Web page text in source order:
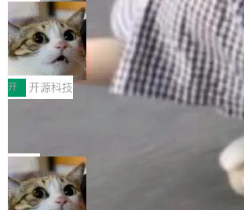
合。方案缺了、配置冲突了、全 null 了。要知
哪些组合有效，作者说，你得靠"文档、校验、
者部落知识"。 换个写法。Rust 的 enum，两
变体：Switchable...
re OS，一个带连接器的聊天机器人，跟其他所
有科技公司做的一样。只不过，实际上它不一
样。这是 Sandstorm.io 的重制版，我十年前的
那个创业公司。不同的是，这次它构建在
lare Workers 上——我花了九年时间搭建的平台
——并且深度集成了 AI。这基本上是我十年秘
目 Celld，一个能在自己机器上运行 Cloudflare
Workers 和 Durable Objects 的守护进程。 设
计思路很直接：每个对象是一个独立的 SQLite
数据库，按名称寻址，复制到你自己的 S3 兼
存储库里。节点之间只通过这个存储库协调——
没有控制平面，没有共识协议。每个对象自带
个小型数据库，应用天然按分片构建，单个数
库的竞争和爆炸半径问题在设计层面就被消除
了。 闲置的 cell 会休眠到几乎不占资源。当
l 迁移或唤醒时，新宿主从 S3 恢复 SQLite 数
库继续执行。存储库是持久化的唯一真相...
局
鲁大师7月新机性能/流畅/AI榜：vivo夺
性能、流畅双第一，三星Galaxy Z系列
新折叠缺席
2026年7月的手机市场，由于存储等硬件成本
增，手机厂商的日子也不好过啊，新机速度明显
放缓，因此硝烟味淡了许多。新机参数规格除开
高价的三星折叠（三星Galaxy Z Fold8 Ultra /
Fold8 / Z Flip8）外，其余要么是中低端机器
例如iQOO Z11i、REDMI Note 17、REDMI
te 17 Pro、OPPO K15，要么是vivo X300 E
样的次旗舰。 Galaxy Z Fold8 Ultra / Z
开 开源科技
Zed 编辑器团队发布了新项目——DeltaDB，一
个在 git commit 之间记录每一次编辑操作的版
本控制系统。目前处于 Early Access 阶段。
ltaDB 的核心思路直接写在 landing page 最显
局
SpaceXAI 单季资本开支达 183 亿美元